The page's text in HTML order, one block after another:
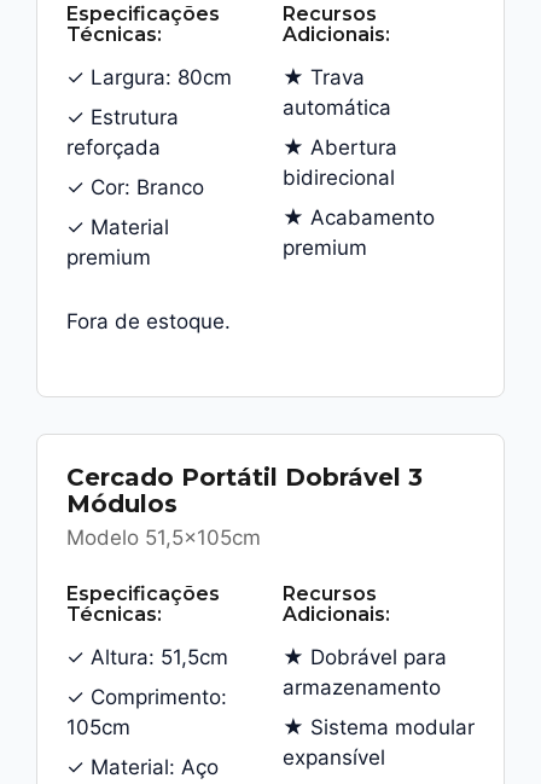
Especificações
Técnicas:
✓ Largura: 80cm
✓ Estrutura
reforçada
✓ Cor: Branco
✓ Material
premium
Recursos
Adicionais:
★ Trava
automática
★ Abertura
bidirecional
★ Acabamento
premium
Fora de estoque.
Cercado Portátil Dobrável 3
Módulos
Modelo 51,5x105cm
Especificações
Técnicas:
✓ Altura: 51,5cm
✓ Comprimento:
105cm
✓ Material: Aço
Recursos
Adicionais:
★ Dobrável para
armazenamento
★ Sistema modular
expansível